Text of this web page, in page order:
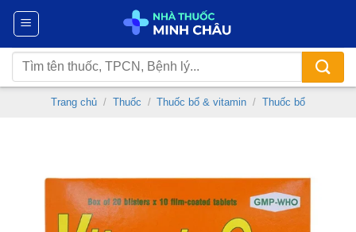
Chuyển
nội
dung
Tìm
kiếm:
Trang chủ / Thuốc / Thuốc bổ & vitamin / Thuốc bổ